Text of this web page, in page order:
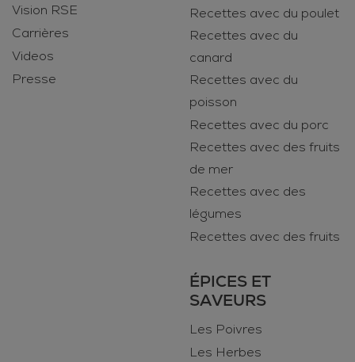
Vision RSE
Carrières
Videos
Presse
Recettes avec du poulet
Recettes avec du
canard
Recettes avec du
poisson
Recettes avec du porc
Recettes avec des fruits
de mer
Recettes avec des
légumes
Recettes avec des fruits
ÉPICES ET
SAVEURS
Les Poivres
Les Herbes